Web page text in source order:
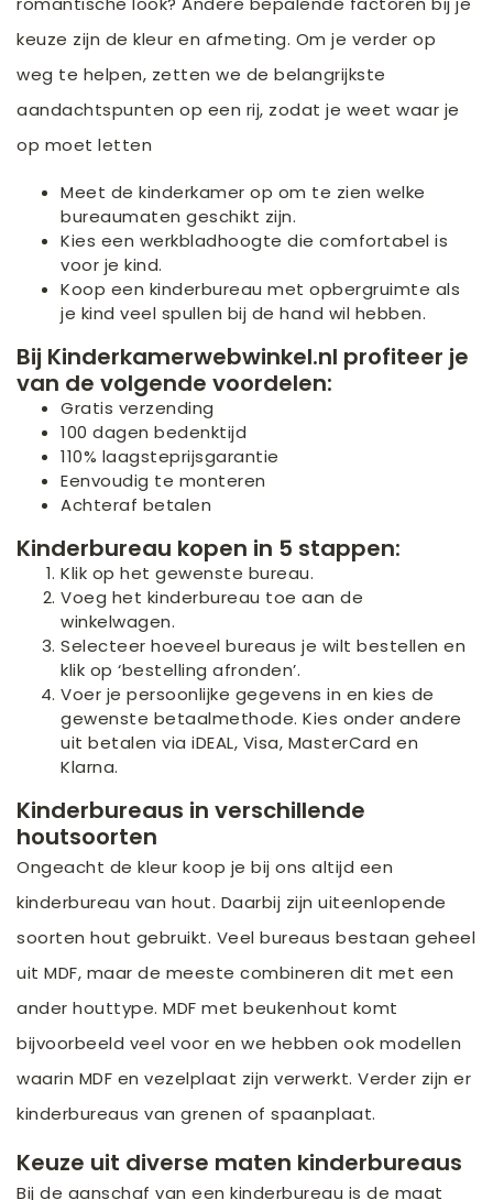
keuze zijn de kleur en afmeting. Om je verder op
weg te helpen, zetten we de belangrijkste
aandachtspunten op een rij, zodat je weet waar je
op moet letten
Meet de kinderkamer op om te zien welke
bureaumaten geschikt zijn.
Kies een werkbladhoogte die comfortabel is
voor je kind.
Koop een kinderbureau met opbergruimte als
je kind veel spullen bij de hand wil hebben.
Bij Kinderkamerwebwinkel.nl profiteer je
van de volgende voordelen:
Gratis verzending
100 dagen bedenktijd
110% laagsteprijsgarantie
Eenvoudig te monteren
Achteraf betalen
Kinderbureau kopen in 5 stappen:
Klik op het gewenste bureau.
Voeg het kinderbureau toe aan de
winkelwagen.
Selecteer hoeveel bureaus je wilt bestellen en
klik op ‘bestelling afronden’.
Voer je persoonlijke gegevens in en kies de
gewenste betaalmethode. Kies onder andere
uit betalen via iDEAL, Visa, MasterCard en
Klarna.
Kinderbureaus in verschillende
houtsoorten
Ongeacht de kleur koop je bij ons altijd een
kinderbureau van hout. Daarbij zijn uiteenlopende
soorten hout gebruikt. Veel bureaus bestaan geheel
uit MDF, maar de meeste combineren dit met een
ander houttype. MDF met beukenhout komt
bijvoorbeeld veel voor en we hebben ook modellen
waarin MDF en vezelplaat zijn verwerkt. Verder zijn er
kinderbureaus van grenen of spaanplaat.
Keuze uit diverse maten kinderbureaus
Bij de aanschaf van een kinderbureau is de maat